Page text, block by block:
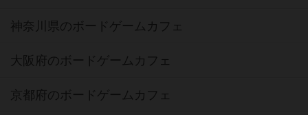
神奈川県のボードゲームカフェ
大阪府のボードゲームカフェ
京都府のボードゲームカフェ